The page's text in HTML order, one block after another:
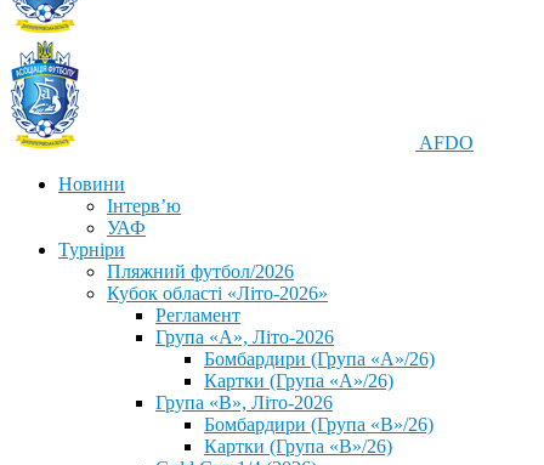
AFDO
Новини
Інтерв’ю
УАФ
Турніри
Пляжний футбол/2026
Кубок області «Літо-2026»
Регламент
Група «А», Літо-2026
Бомбардири (Група «А»/26)
Картки (Група «А»/26)
Група «В», Літо-2026
Бомбардири (Група «В»/26)
Картки (Група «В»/26)